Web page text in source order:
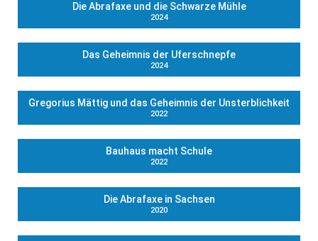
Die Abrafaxe und die Schwarze Mühle
2024
Das Geheimnis der Uferschnepfe
2024
Gregorius Mättig und das Geheimnis der Unsterblichkeit
2022
Bauhaus macht Schule
2022
Die Abrafaxe in Sachsen
2020